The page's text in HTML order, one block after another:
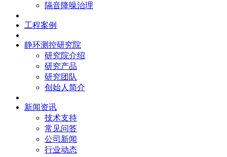
隔音降噪治理
工程案例
静环测控研究院
研究院介绍
研究产品
研究团队
创始人简介
新闻资讯
技术支持
常见问答
公司新闻
行业动态